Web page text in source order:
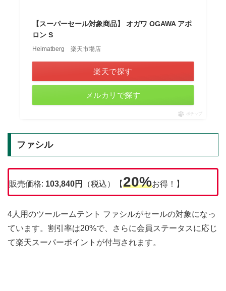
【スーパーセール対象商品】 オガワ OGAWA アポ
ロン S
Heimatberg 楽天市場店
楽天で探す
メルカリで探す
ポチップ
ファシル
販売価格: 103,840円 （税込）【20%お得！】
4人用のツールームテント ファシルがセールの対象になっ
ています。割引率は20%で、さらに会員ステータスに応じ
て楽天スーパーポイントが付与されます。